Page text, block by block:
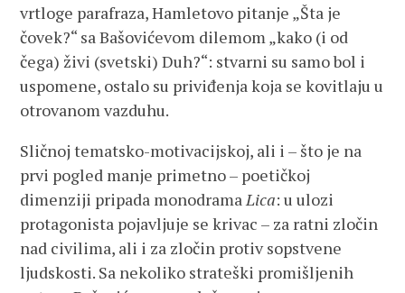
vrtloge parafraza, Hamletovo pitanje „Šta je
čovek?“ sa Bašovićevom dilemom „kako (i od
čega) živi (svetski) Duh?“: stvarni su samo bol i
uspomene, ostalo su priviđenja koja se kovitlaju u
otrovanom vazduhu.
Sličnoj tematsko-motivacijskoj, ali i – što je na
prvi pogled manje primetno – poetičkoj
dimenziji pripada monodramaLica: u ulozi
protagonista pojavljuje se krivac – za ratni zločin
nad civilima, ali i za zločin protiv sopstvene
ljudskosti. Sa nekoliko strateški promišljenih